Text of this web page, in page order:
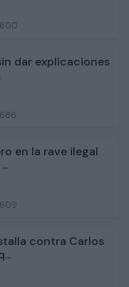
600
dar explicaciones
686
en la rave ilegal
609
contra Carlos